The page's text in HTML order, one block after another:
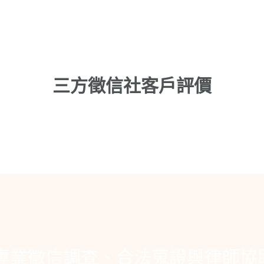
三方徵信社客戶評價